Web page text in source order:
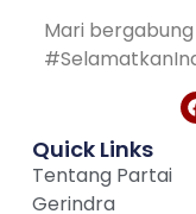
Mari
Quick Links
Tentang Partai
Gerindra